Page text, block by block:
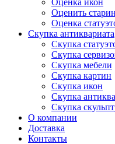
Оценка икон
Оценить
Оценка
Скупка антиквариата
Скупка
Скупка
Скупка мебели
Скупка картин
Скупка икон
Скупка
Скупка
О компании
Доставка
Контакты